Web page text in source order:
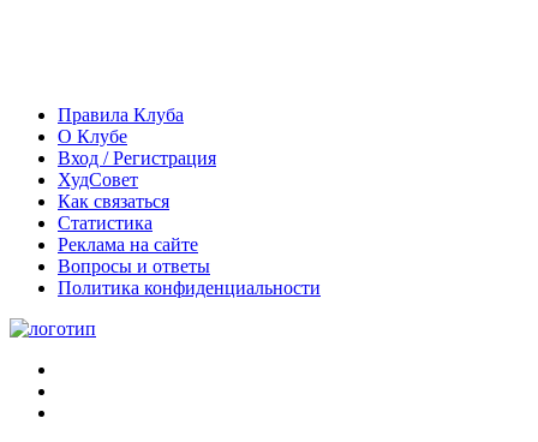
Правила Клуба
О Клубе
Вход / Регистрация
ХудСовет
Как связаться
Статистика
Реклама на сайте
Вопросы и ответы
Политика конфиденциальности